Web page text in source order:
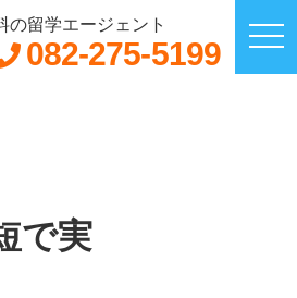
の留学エージェント
082-275-5199
で実